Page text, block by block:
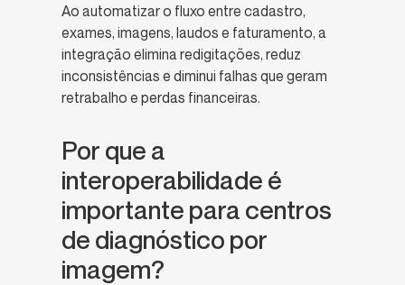
Ao automatizar o fluxo entre cadastro,
exames, imagens, laudos e faturamento, a
integração elimina redigitações, reduz
inconsistências e diminui falhas que geram
retrabalho e perdas financeiras.
Por que a
interoperabilidade é
importante para centros
de diagnóstico por
imagem?